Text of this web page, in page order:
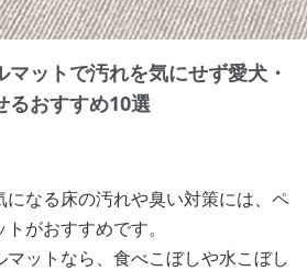
ットで汚れを気にせず愛犬・
るおすすめ10選
なる床の汚れや臭い対策には、ペ
がおすすめです。
ットなら、食べこぼしや水こぼし